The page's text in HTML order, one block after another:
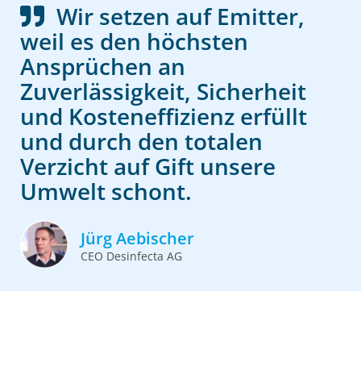
Wir setzen auf Emitter,
weil es den höchsten
Ansprüchen an
Zuverlässigkeit, Sicherheit
und Kosteneffizienz erfüllt
und durch den totalen
Verzicht auf Gift unsere
Umwelt schont.
Jürg Aebischer
CEO Desinfecta AG